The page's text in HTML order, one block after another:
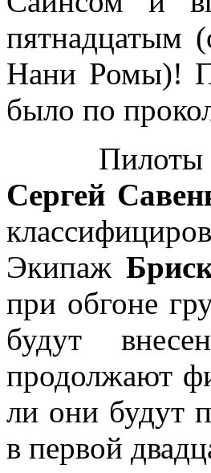
пятнадцатым
Нани Ромы)!
было по
Пилоты
Сергей
Экипаж
при обгоне
будут
продолжают
ли они будут
в первой